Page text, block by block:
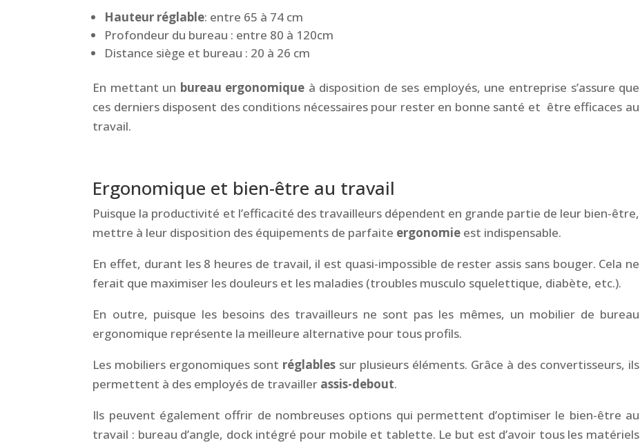
Hauteur réglable: entre 65 à 74 cm
Profondeur du bureau : entre 80 à 120cm
Distance siège et bureau : 20 à 26 cm
En mettant un bureau ergonomique à disposition de ses employés, une entreprise s’assure que
ces derniers disposent des conditions nécessaires pour rester en bonne santé et être efficaces au
travail.
Ergonomique et bien-être au travail
Puisque la productivité et l’efficacité des travailleurs dépendent en grande partie de leur bien-être,
mettre à leur disposition des équipements de parfaite ergonomie est indispensable.
En effet, durant les 8 heures de travail, il est quasi-impossible de rester assis sans bouger. Cela ne
ferait que maximiser les douleurs et les maladies (troubles musculo squelettique, diabète, etc.).
En outre, puisque les besoins des travailleurs ne sont pas les mêmes, un mobilier de bureau
ergonomique représente la meilleure alternative pour tous profils.
Les mobiliers ergonomiques sont réglables sur plusieurs éléments. Grâce à des convertisseurs, ils
permettent à des employés de travailler assis-debout.
Ils peuvent également offrir de nombreuses options qui permettent d’optimiser le bien-être au
travail : bureau d’angle, dock intégré pour mobile et tablette. Le but est d’avoir tous les matériels